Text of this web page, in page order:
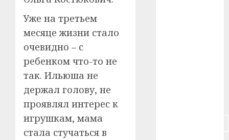
Уже на третьем
месяце жизни стало
очевидно – с
ребенком что-то не
так. Ильюша не
держал голову, не
проявлял интерес к
игрушкам, мама
стала стучаться в